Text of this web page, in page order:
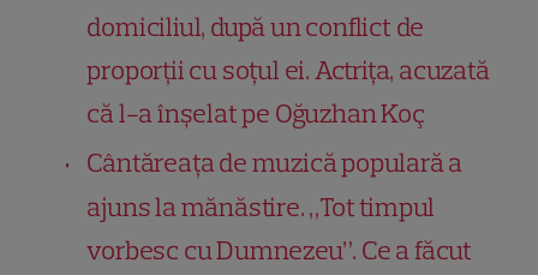
domiciliul, după un conflict de
proporții cu soțul ei. Actrița, acuzată
că l-a înșelat pe Oğuzhan Koç
Cântăreața de muzică populară a
ajuns la mănăstire. „Tot timpul
vorbesc cu Dumnezeu”. Ce a făcut